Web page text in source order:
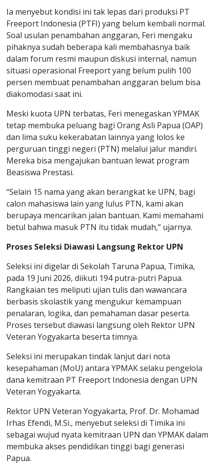
Ia menyebut kondisi ini tak lepas dari produksi PT
Freeport Indonesia (PTFI) yang belum kembali normal.
Soal usulan penambahan anggaran, Feri mengaku
pihaknya sudah beberapa kali membahasnya baik
dalam forum resmi maupun diskusi internal, namun
situasi operasional Freeport yang belum pulih 100
persen membuat penambahan anggaran belum bisa
diakomodasi saat ini.
Meski kuota UPN terbatas, Feri menegaskan YPMAK
tetap membuka peluang bagi Orang Asli Papua (OAP)
dan lima suku kekerabatan lainnya yang lolos ke
perguruan tinggi negeri (PTN) melalui jalur mandiri.
Mereka bisa mengajukan bantuan lewat program
Beasiswa Prestasi.
“Selain 15 nama yang akan berangkat ke UPN, bagi
calon mahasiswa lain yang lulus PTN, kami akan
berupaya mencarikan jalan bantuan. Kami memahami
betul bahwa masuk PTN itu tidak mudah,” ujarnya.
Proses Seleksi Diawasi Langsung Rektor UPN
Seleksi ini digelar di Sekolah Taruna Papua, Timika,
pada 19 Juni 2026, diikuti 194 putra-putri Papua.
Rangkaian tes meliputi ujian tulis dan wawancara
berbasis skolastik yang mengukur kemampuan
penalaran, logika, dan pemahaman dasar peserta.
Proses tersebut diawasi langsung oleh Rektor UPN
Veteran Yogyakarta beserta timnya.
Seleksi ini merupakan tindak lanjut dari nota
kesepahaman (MoU) antara YPMAK selaku pengelola
dana kemitraan PT Freeport Indonesia dengan UPN
Veteran Yogyakarta.
Rektor UPN Veteran Yogyakarta, Prof. Dr. Mohamad
Irhas Efendi, M.Si., menyebut seleksi di Timika ini
sebagai wujud nyata kemitraan UPN dan YPMAK dalam
membuka akses pendidikan tinggi bagi generasi
Papua.